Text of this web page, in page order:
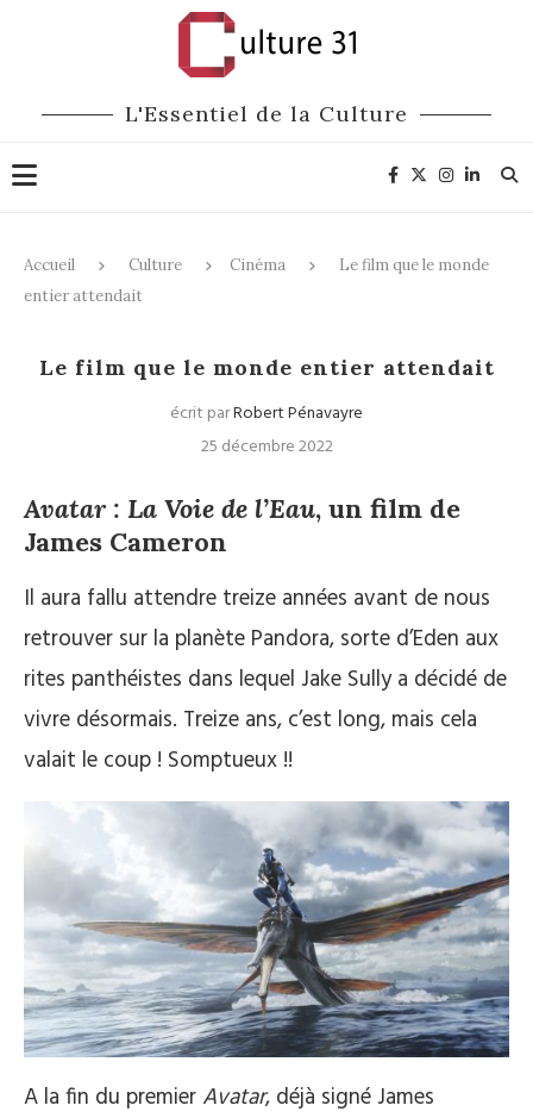
L'Essentiel de la Culture
Accueil Culture Cinéma
Le film que le monde
entier attendait
Le film que le monde entier attendait
écrit parRobert Pénavayre
25 décembre 2022
Avatar : La Voie de l’Eau, un film de
James Cameron
Il aura fallu attendre treize années avant de nous
retrouver sur la planète Pandora, sorte d’Eden aux
rites panthéistes dans lequel Jake Sully a décidé de
vivre désormais. Treize ans, c’est long, mais cela
valait le coup ! Somptueux !!
A la fin du premier Avatar, déjà signé James